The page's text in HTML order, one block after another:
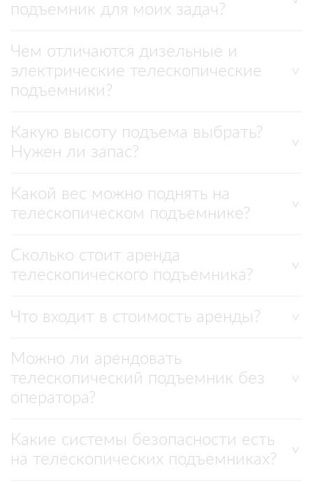
подъемник для моих задач?
Чем отличаются дизельные и
электрические телескопические
подъемники?
Какую высоту подъема выбрать?
Нужен ли запас?
Какой вес можно поднять на
телескопическом подъемнике?
Сколько стоит аренда
телескопического подъемника?
Что входит в стоимость аренды?
Можно ли арендовать
телескопический подъемник без
оператора?
Какие системы безопасности есть
на телескопических подъемниках?